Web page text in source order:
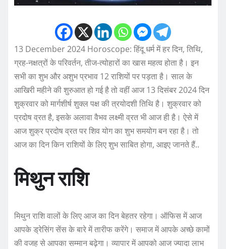
13 December 2024 Horoscope: हिंदू धर्म में हर दिन, तिथि,
ग्रह-नक्षत्रों के परिवर्तन, तीज-त्योहारों का खास महत्व होता है। इन
सभी का शुभ और अशुभ प्रभाव 12 राशियों पर पड़ता है। साल के
आखिरी महीने की शुरुआत हो गई है तो वहीं आज 13 दिसंबर 2024 दिन
शुक्रवार को मार्गशीर्ष शुक्ल पक्ष की त्रयोदशी तिथि है। शुक्रवार को
प्रदोष व्रत है, इसके अलावा वैभव लक्ष्मी व्रत भी आज ही है। ऐसे में
आज शुक्र प्रदोष व्रत पर शिव योग का शुभ समयोग बन रहा है। तो
आज का दिन किन राशियों के लिए शुभ साबित होगा, आइए जानते हैं..
मिथुन राशि
मिथुन राशि वालों के लिए आज का दिन बेहतर रहेगा। ऑफिस में आज
आपके ड्रेसिंग सेंस के बारे में तारीफ करेंगे। समाज में आपके अच्छे कामों
की वजह से आपका सम्मान बढ़ेगा। व्यापार में आपको आज ज्यादा लाभ